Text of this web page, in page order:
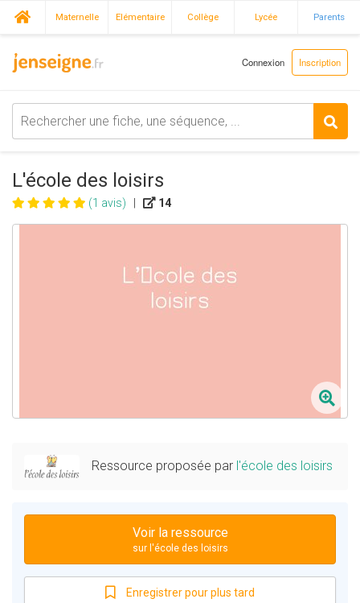
Maternelle Elémentaire Collège Lycée Parents
Connexion Inscription
L'école des loisirs
(1 avis) 14
Voir la ressource
sur l'école des loisirs
Enregistrer pour plus tard
Ressource proposée par l'école des loisirs